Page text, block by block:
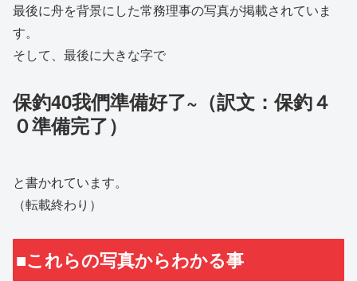
最後に舟を背景にした常務理事の写真が掲載されていま
す。
そして、最後に大きな字で
保釣40我們準備好了~（訳文：保釣４
０準備完了）
と書かれています。
（転載終わり）
■これらの写真からわかる事